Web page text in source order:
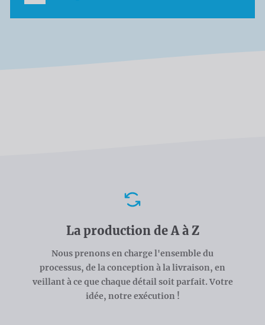
La production de A à Z
Nous prenons en charge l'ensemble du
processus, de la conception à la livraison, en
veillant à ce que chaque détail soit parfait. Votre
idée, notre exécution !